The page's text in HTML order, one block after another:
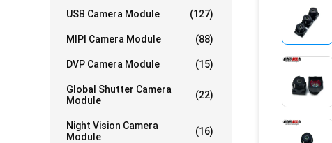
USB Camera Module (127)
MIPI Camera Module (88)
DVP Camera Module (15)
Global Shutter Camera
Module
(22)
Night Vision Camera
Module
(16)